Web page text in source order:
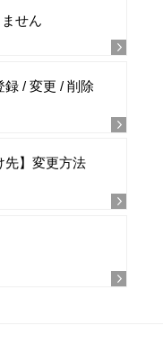
せん
録 / 変更 / 削除
先】変更方法